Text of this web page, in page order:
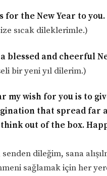
for the New Year to you.
sıcak dileklerimle.)
blessed and cheerful
bir yeni yıl dilerim.)
my wish for you is to
that spread far
out of the box.
dileğim, sana
sağlamak için her